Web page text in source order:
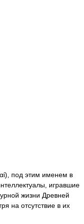
под этим именем в
игравшие
жизни Древней
на отсутствие в их